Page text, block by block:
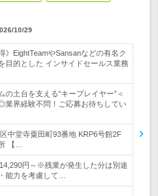
10/29
》EightTeamやSansanなどの有名ク
目的とした インサイドセールス業務
の土台を支える“キープレイヤー”＜
界経験不問！ご応募お待ちしてい
中堂寺粟田町93番地 KRP6号館2F
【…
円～※残業が発生した分は別途
能力を考慮して…